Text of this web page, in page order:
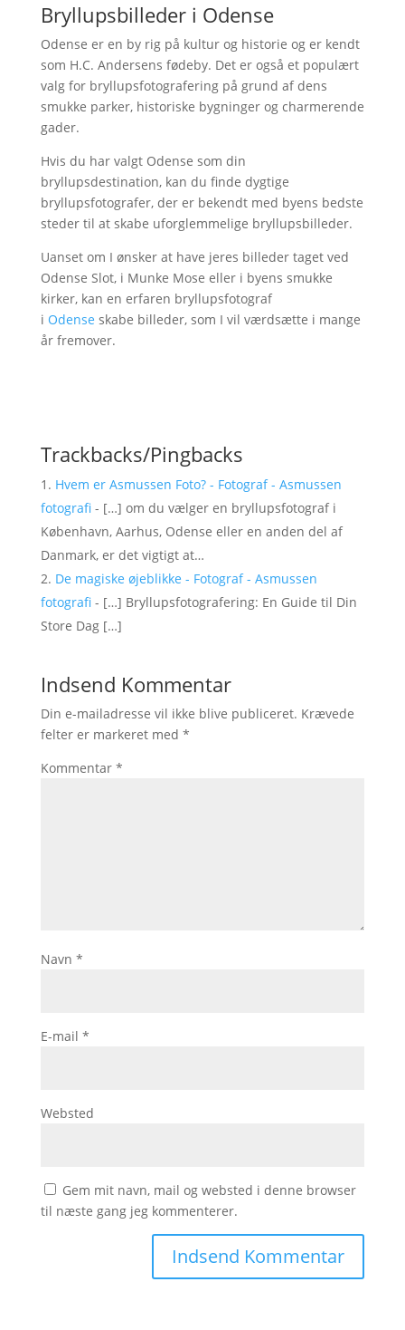
Bryllupsbilleder i Odense
Odense er en by rig på kultur og historie og er kendt
som H.C. Andersens fødeby. Det er også et populært
valg for bryllupsfotografering på grund af dens
smukke parker, historiske bygninger og charmerende
gader.
Hvis du har valgt Odense som din
bryllupsdestination, kan du finde dygtige
bryllupsfotografer, der er bekendt med byens bedste
steder til at skabe uforglemmelige bryllupsbilleder.
Uanset om I ønsker at have jeres billeder taget ved
Odense Slot, i Munke Mose eller i byens smukke
kirker, kan en erfaren bryllupsfotograf
i Odense skabe billeder, som I vil værdsætte i mange
år fremover.
Trackbacks/Pingbacks
Hvem er Asmussen Foto? - Fotograf - Asmussen
fotografi - […] om du vælger en bryllupsfotograf i
København, Aarhus, Odense eller en anden del af
Danmark, er det vigtigt at…
De magiske øjeblikke - Fotograf - Asmussen
fotografi - […] Bryllupsfotografering: En Guide til Din
Store Dag […]
Indsend Kommentar
Din e-mailadresse vil ikke blive publiceret. Krævede
felter er markeret med *
Kommentar *
Navn *
E-mail *
Websted
Gem mit navn, mail og websted i denne browser
til næste gang jeg kommenterer.